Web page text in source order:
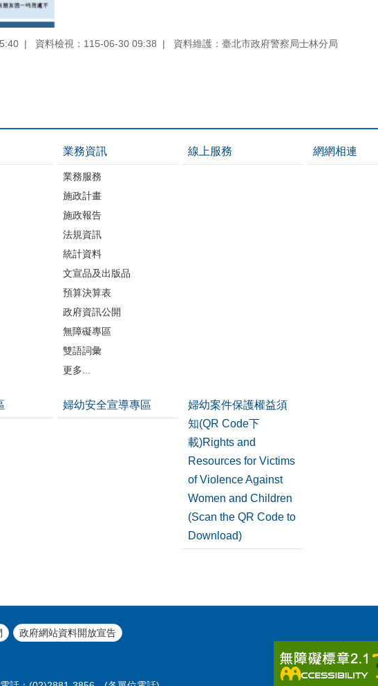
資料檢視：115-06-30 09:38 資料維護：臺北市政府警察局士林分局
業務資訊
業務服務
施政計畫
施政報告
法規資訊
統計資料
文宣品及出版品
預算決算表
政府資訊公開
無障礙專區
雙語詞彙
更多...
線上服務 網網相連
婦幼安全宣導專區
婦幼案件保護權益須
知(QR Code下
載)Rights and
Resources for Victims
of Violence Against
Women and Children
(Scan the QR Code to
Download)
政府網站資料開放宣告